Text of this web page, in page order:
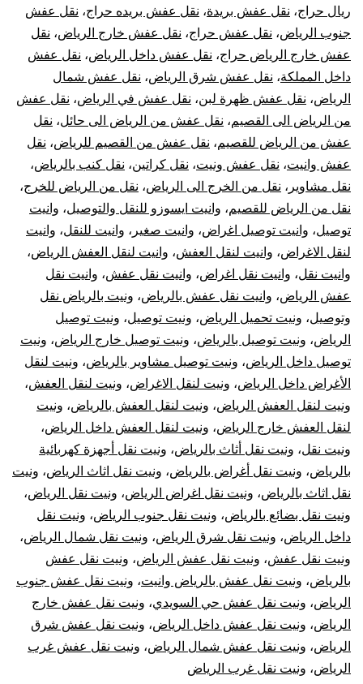
ريال حراج، نقل عفش بريدة، نقل عفش بريده حراج، نقل عفش
جنوب الرياض، نقل عفش حراج، نقل عفش خارج الرياض، نقل
عفش خارج الرياض حراج، نقل عفش داخل الرياض، نقل عفش
داخل المملكة، نقل عفش شرق الرياض، نقل عفش شمال
الرياض، نقل عفش ظهرة لبن، نقل عفش في الرياض، نقل عفش
من الرياض الى القصيم، نقل عفش من الرياض الى حائل، نقل
عفش من الرياض للقصيم، نقل عفش من القصيم للرياض، نقل
عفش وانيت، نقل عفش ونيت، نقل كراتين، نقل كنب بالرياض،
نقل مشاوير ، نقل من الخرج الى الرياض، نقل من الرياض للخرج،
نقل من الرياض للقصيم، وانيت ايسوزو للنقل والتوصيل، وانيت
توصيل، وانيت توصيل اغراض، وانيت صغير ، وانيت للنقل، وانيت
لنقل الاغراض، وانيت لنقل العفش، وانيت لنقل العفش الرياض،
وانيت نقل، وانيت نقل اغراض، وانيت نقل عفش، وانيت نقل
عفش الرياض، وانيت نقل عفش بالرياض، ونيت بالرياض نقل
وتوصيل، ونيت تحميل الرياض، ونيت توصيل، ونيت توصيل
الرياض، ونيت توصيل بالرياض، ونيت توصيل خارج الرياض، ونيت
توصيل داخل الرياض، ونيت توصيل مشاوير بالرياض، ونيت لنقل
الأغراض داخل الرياض، ونيت لنقل الاغراض، ونيت لنقل العفش،
ونيت لنقل العفش الرياض، ونيت لنقل العفش بالرياض، ونيت
لنقل العفش خارج الرياض، ونيت لنقل العفش داخل الرياض،
ونيت نقل، ونيت نقل أثاث بالرياض، ونيت نقل أجهزة كهربائية
بالرياض، ونيت نقل أغراض بالرياض، ونيت نقل اثاث الرياض، ونيت
نقل اثاث بالرياض، ونيت نقل اغراض الرياض، ونيت نقل الرياض،
ونيت نقل بضائع بالرياض، ونيت نقل جنوب الرياض، ونيت نقل
داخل الرياض، ونيت نقل شرق الرياض، ونيت نقل شمال الرياض،
ونيت نقل عفش، ونيت نقل عفش الرياض، ونيت نقل عفش
بالرياض، ونيت نقل عفش بالرياض وانيت، ونيت نقل عفش جنوب
الرياض، ونيت نقل عفش حي السويدي، ونيت نقل عفش خارج
الرياض، ونيت نقل عفش داخل الرياض، ونيت نقل عفش شرق
الرياض، ونيت نقل عفش شمال الرياض، ونيت نقل عفش غرب
الرياض، ونيت نقل غرب الرياض